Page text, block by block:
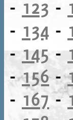
- 123 -
- 134 -
-145-
-156-
- 167-